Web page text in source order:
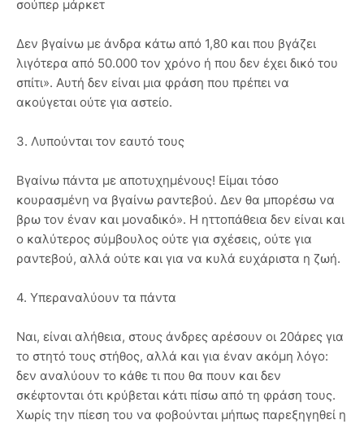
σούπερ μάρκετ
Δεν βγαίνω με άνδρα κάτω από 1,80 και που βγάζει
λιγότερα από 50.000 τον χρόνο ή που δεν έχει δικό του
σπίτι». Αυτή δεν είναι μια φράση που πρέπει να
ακούγεται ούτε για αστείο.
3. Λυπούνται τον εαυτό τους
Βγαίνω πάντα με αποτυχημένους! Είμαι τόσο
κουρασμένη να βγαίνω ραντεβού. Δεν θα μπορέσω να
βρω τον έναν και μοναδικό». Η ηττοπάθεια δεν είναι και
ο καλύτερος σύμβουλος ούτε για σχέσεις, ούτε για
ραντεβού, αλλά ούτε και για να κυλά ευχάριστα η ζωή.
4. Υπεραναλύουν τα πάντα
Ναι, είναι αλήθεια, στους άνδρες αρέσουν οι 20άρες για
το στητό τους στήθος, αλλά και για έναν ακόμη λόγο:
δεν αναλύουν το κάθε τι που θα πουν και δεν
σκέφτονται ότι κρύβεται κάτι πίσω από τη φράση τους.
Χωρίς την πίεση του να φοβούνται μήπως παρεξηγηθεί η